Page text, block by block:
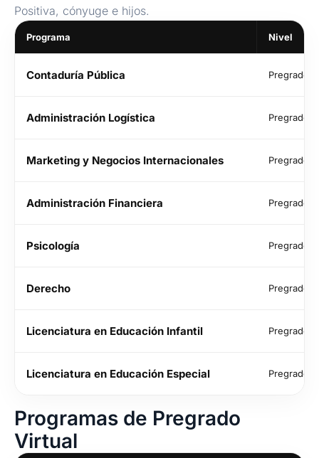
Positiva, cónyuge e hijos.
Programa Nivel
Contaduría Pública Pregrado
Administración Logística Pregrado
Marketing y Negocios Internacionales Pregrado
Administración Financiera Pregrado
Psicología Pregrado
Derecho Pregrado
Licenciatura en Educación Infantil Pregrado
Licenciatura en Educación Especial Pregrado
Programas de Pregrado
Virtual